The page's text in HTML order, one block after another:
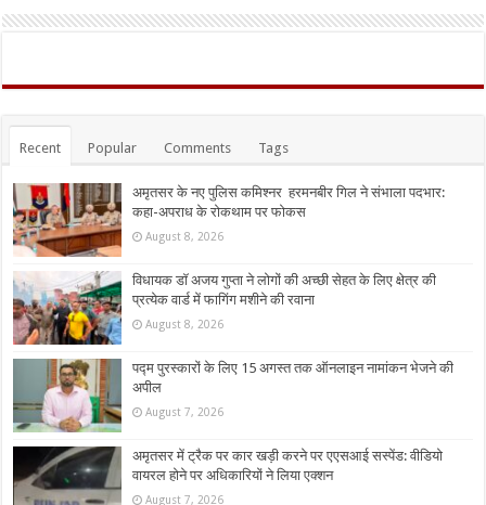
Recent Popular Comments Tags
अमृतसर के नए पुलिस कमिश्नर हरमनबीर गिल ने संभाला पदभार:
कहा-अपराध के रोकथाम पर फोकस
August 8, 2026
विधायक डॉ अजय गुप्ता ने लोगों की अच्छी सेहत के लिए क्षेत्र की
प्रत्येक वार्ड में फागिंग मशीने की रवाना
August 8, 2026
पद्म पुरस्कारों के लिए 15 अगस्त तक ऑनलाइन नामांकन भेजने की
अपील
August 7, 2026
अमृतसर में ट्रैक पर कार खड़ी करने पर एएसआई सस्पेंड: वीडियो
वायरल होने पर अधिकारियों ने लिया एक्शन
August 7, 2026